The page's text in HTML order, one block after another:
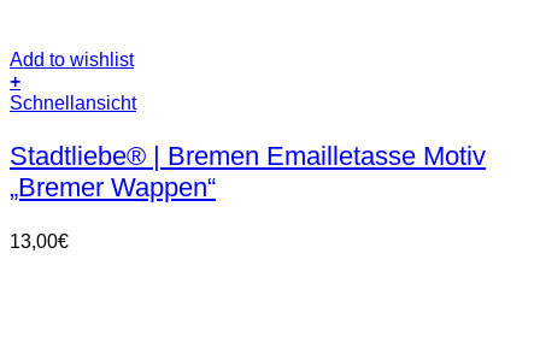
Add to wishlist
+
Dieses
weist
mehrere
Varianten
Die
Optionen
Schnellansicht
Stadtliebe® | Bremen Emailletasse Motiv
„Bremer Wappen“
13,00€